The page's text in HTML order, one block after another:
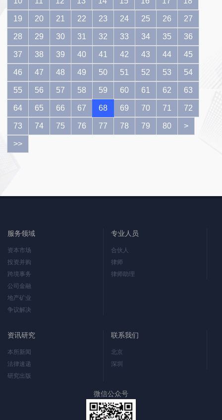
之日起不再适
用，但此前依
据这些司法解
释对有关案件
作出的判决、
裁定仍然有
效。《决定》
自2019年7月
行外债申请备
案登记有关要
求的通知》
称“《通知》”）
制作《通知》
的目的是完善
房地产企业发
行外债备案登
记管理，强化
市场约束机
制，防范房地
《通知》规定
19 20 21 22 23 24 25 26 27
28 29 30 31 32 33 34 35 36
37 38 39 40 41 42 43 44 45
46 47 48 49 50 51 52 53 54
55 56 57 58 59 60 61 62 63
64 65 66 67 68 69 70 71 72
73 74 75 76 77 78 79 80 >
>>
服务领域
资本市场
投资并购
跨境事务
公司金融
地产矿业
争议解决
专业人员
合伙人
律师
律师助理
资讯研究
本所新闻
法律速递
研究出版
联系我们
北京
深圳
微信公众号